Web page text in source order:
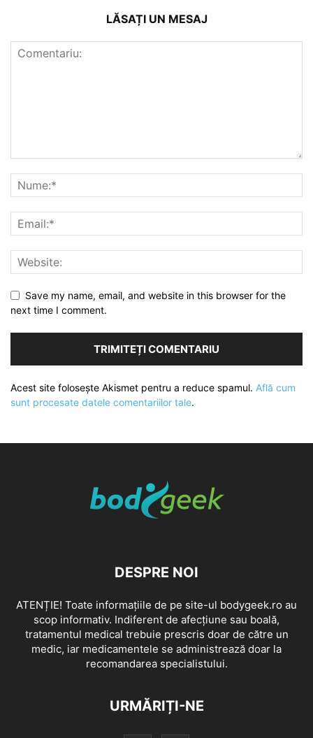
LĂSAȚI UN MESAJ
Save my name, email, and website in this browser for the
next time I comment.
Acest site folosește Akismet pentru a reduce spamul. Află cum
sunt procesate datele comentariilor tale.
DESPRE NOI
ATENȚIE! Toate informațiile de pe site-ul bodygeek.ro au
scop informativ. Indiferent de afecțiune sau boală,
tratamentul medical trebuie prescris doar de către un
medic, iar medicamentele se administrează doar la
recomandarea specialistului.
URMĂRIȚI-NE